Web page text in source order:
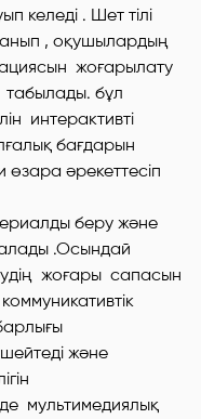
келеді . Шет тілі
, оқушылардың
жоғарылату
табылады. бұл
интерактивті
бағдарын
өзара әрекеттесіп
беру және
.Осындай
жоғары сапасын
және
мультимедиялық